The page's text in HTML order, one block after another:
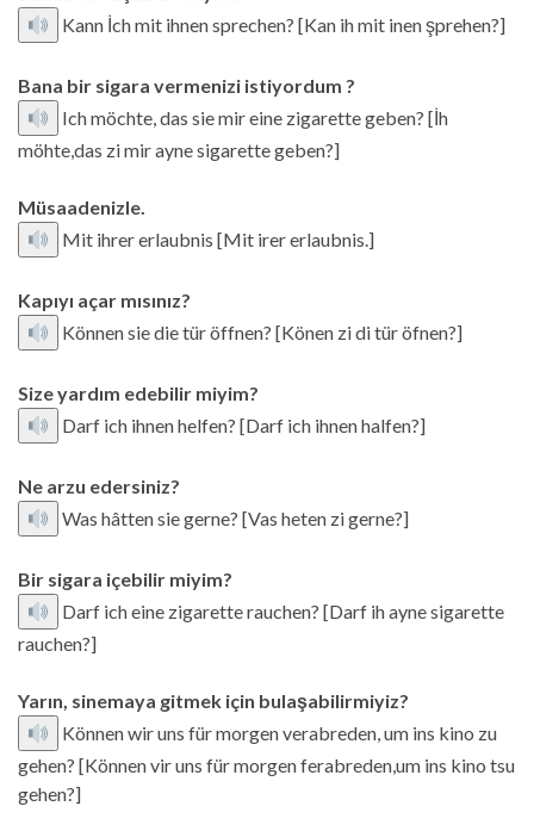
Kann İch mit ihnen sprechen? [Kan ih mit inen şprehen?]
Bana bir sigara vermenizi istiyordum ?
Ich möchte, das sie mir eine zigarette geben? [İh
möhte,das zi mir ayne sigarette geben?]
Müsaadenizle.
Mit ihrer erlaubnis [Mit irer erlaubnis.]
Kapıyı açar mısınız?
Können sie die tür öffnen? [Könen zi di tür öfnen?]
Size yardım edebilir miyim?
Darf ich ihnen helfen? [Darf ich ihnen halfen?]
Ne arzu edersiniz?
Was hâtten sie gerne? [Vas heten zi gerne?]
Bir sigara içebilir miyim?
Darf ich eine zigarette rauchen? [Darf ih ayne sigarette
rauchen?]
Yarın, sinemaya gitmek için bulaşabilirmiyiz?
Können wir uns für morgen verabreden, um ins kino zu
gehen? [Können vir uns für morgen ferabreden,um ins kino tsu
gehen?]